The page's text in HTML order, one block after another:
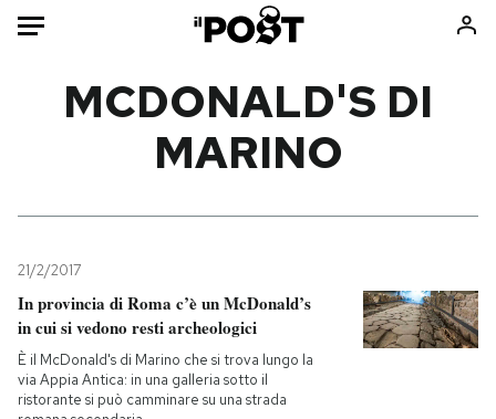
Mondo
Tecnologia
Internet
Cultura
Economia
Libri
Ok Boomer!
Altrecose
MCDONALD'S DI
MARINO
21/2/2017
In provincia di Roma c’è un McDonald’s
in cui si vedono resti archeologici
È il McDonald's di Marino che si trova lungo la
via Appia Antica: in una galleria sotto il
ristorante si può camminare su una strada